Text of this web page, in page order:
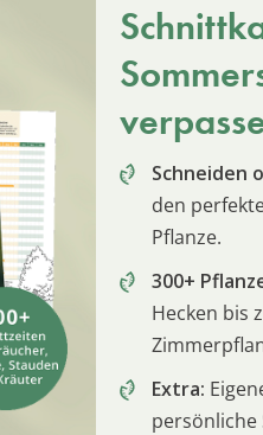
Schneiden
den
Pflanze.
300+
Hecken bis
Extra: